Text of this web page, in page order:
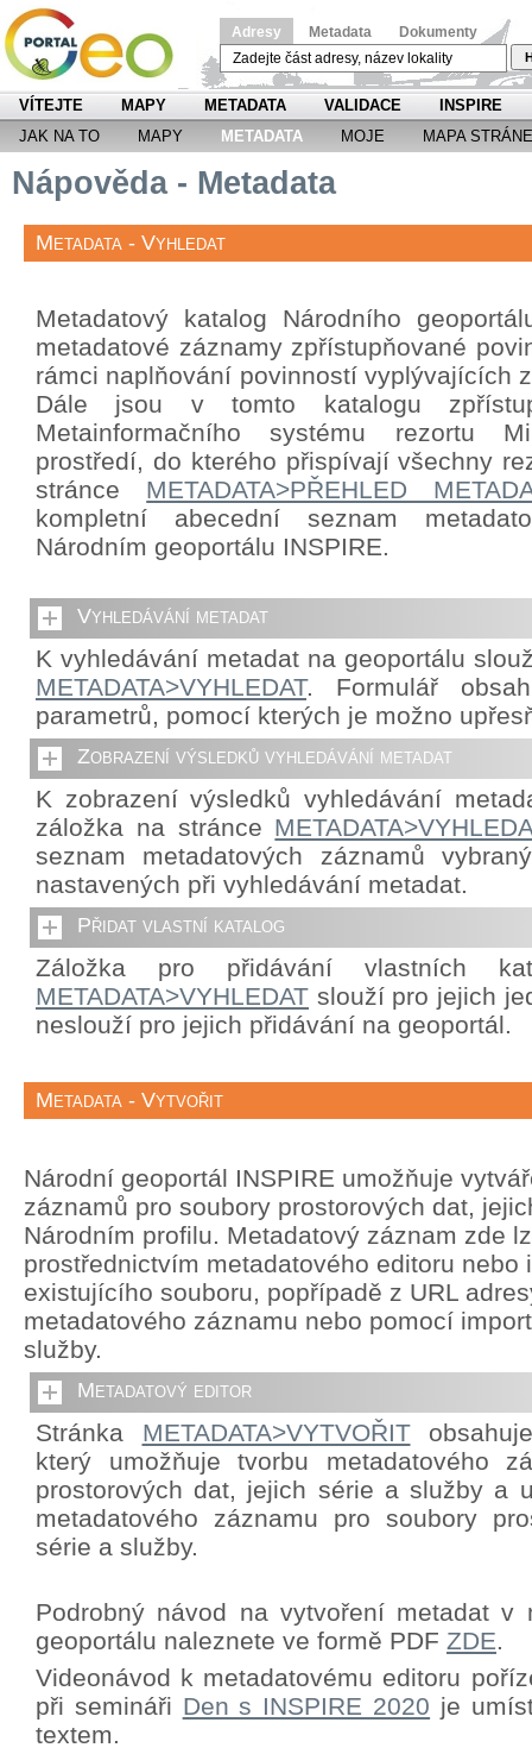
Adresy Metadata Dokumenty
VÍTEJTE MAPY METADATA VALIDACE
INSPIRE
JAK NA TO
MAPY METADATA MOJE MAPA
Nápověda - Metadata
Metadata - Vyhledat
Metadatový katalog Národního
metadatové záznamy zpřístupňované
rámci naplňování povinností vyplývajících
Dále jsou v tomto katalogu
Metainformačního systému rezortu
prostředí, do kterého přispívají všechny
stránce METADATA>PŘEHLED
kompletní abecední seznam
Národním geoportálu INSPIRE.
Vyhledávání metadat
K vyhledávání metadat na geoportálu
METADATA>VYHLEDAT. Formulář
parametrů, pomocí kterých je možno
Zobrazení výsledků vyhledávání metadat
K zobrazení výsledků vyhledávání
záložka na stránce
seznam metadatových záznamů
nastavených při vyhledávání metadat.
Přidat vlastní katalog
Záložka pro přidávání vlastních
METADATA>VYHLEDAT slouží pro jejich
neslouží pro jejich přidávání na geoportál.
Metadata - Vytvořit
Národní geoportál INSPIRE umožňuje
záznamů pro soubory prostorových dat,
Národním profilu. Metadatový záznam zde
prostřednictvím metadatového editoru nebo
existujícího souboru, popřípadě z URL
metadatového záznamu nebo pomocí
služby.
Metadatový editor
Stránka METADATA>VYTVOŘIT
který umožňuje tvorbu metadatového
prostorových dat, jejich série a služby a
metadatového záznamu pro soubory
série a služby.
Podrobný návod na vytvoření metadat v
geoportálu naleznete ve formě PDF ZDE.
Videonávod k metadatovému editoru
při semináři Den s INSPIRE 2020 je
textem.